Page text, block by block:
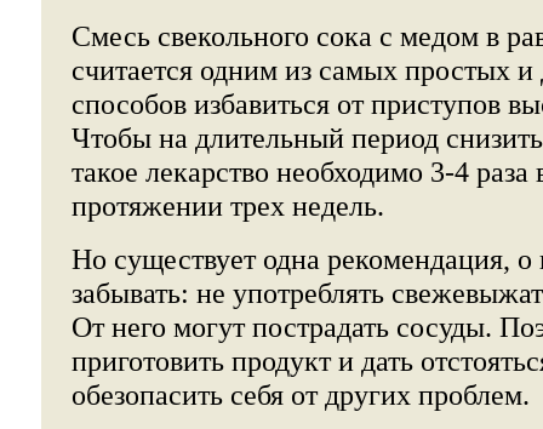
Смесь свекольного сока с медом в
считается одним из самых простых
способов избавиться от приступов
Чтобы на длительный период
такое лекарство необходимо 3-4 раза
протяжении трех недель.
Но существует одна рекомендация, о
забывать: не употреблять
От него могут пострадать сосуды.
приготовить продукт и дать
обезопасить себя от других проблем.